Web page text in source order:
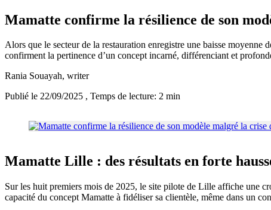
Mamatte confirme la résilience de son
Alors que le secteur de la restauration enregistre une baisse
confirment la pertinence d’un concept incarné, différenciant et
Rania Souayah, writer
Publié le 22/09/2025 , Temps de lecture: 2 min
Mamatte Lille : des résultats en forte
Sur les huit premiers mois de 2025, le site pilote de Lille affiche une
capacité du concept Mamatte à fidéliser sa clientèle, même dans un